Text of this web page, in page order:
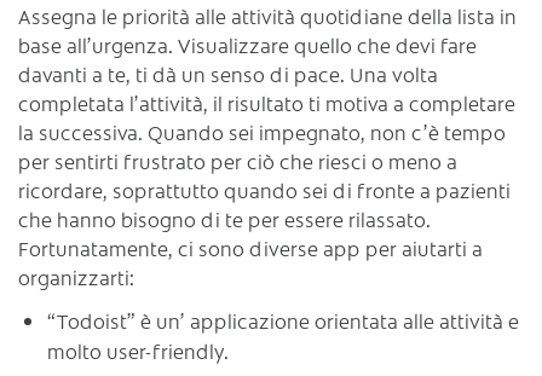
Assegna le priorità alle attività quotidiane della lista in
base all’urgenza. Visualizzare quello che devi fare
davanti a te, ti dà un senso di pace. Una volta
completata l’attività, il risultato ti motiva a completare
la successiva. Quando sei impegnato, non c’è tempo
per sentirti frustrato per ciò che riesci o meno a
ricordare, soprattutto quando sei di fronte a pazienti
che hanno bisogno di te per essere rilassato.
Fortunatamente, ci sono diverse app per aiutarti a
organizzarti:
“Todoist” è un’ applicazione orientata alle attività e
molto user-friendly.